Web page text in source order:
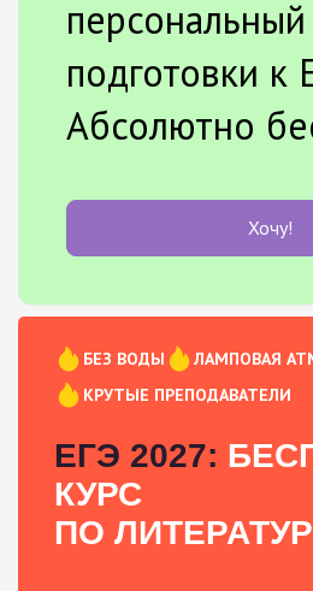
подготовки к
Абсолютно
Хочу!
БЕЗ ВОДЫ
ЛАМПОВАЯ
КРУТЫЕ ПРЕПОДАВАТЕЛИ
ЕГЭ 2027:
КУРС
ПО